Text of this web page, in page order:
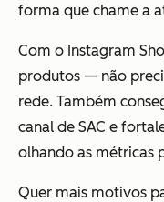
forma que chame a
Com o Instagram
produtos — não
rede. Também
canal de SAC e
olhando as métricas
Quer mais motivos